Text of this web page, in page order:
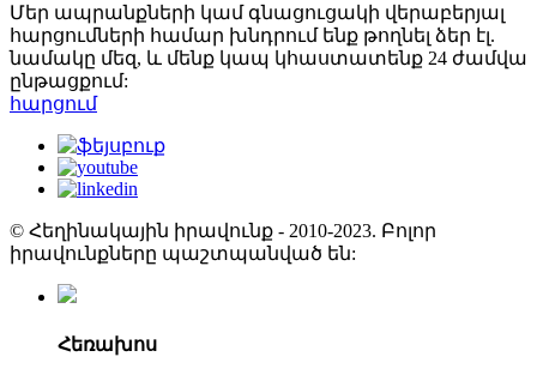
Մեր ապրանքների կամ գնացուցակի վերաբերյալ
հարցումների համար խնդրում ենք թողնել ձեր էլ.
նամակը մեզ, և մենք կապ կհաստատենք 24 ժամվա
ընթացքում:
հարցում
© Հեղինակային իրավունք - 2010-2023. Բոլոր
իրավունքները պաշտպանված են:
Հեռախոս